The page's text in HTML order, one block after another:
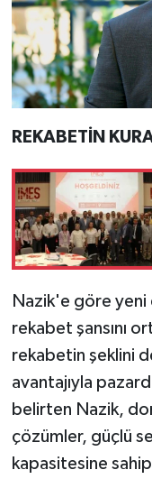
REKABETİN
Nazik'e göre yeni
rekabet şansını
rekabetin şeklini
avantajıyla
belirten Nazik,
çözümler, güçlü
kapasitesine